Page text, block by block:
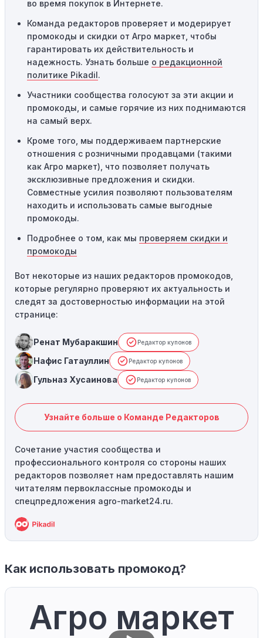
предназначены только для однократного
использования. Если код уже был использован кем-то
другим, он не будет действовать повторно.
Технические сбои:
привести к неработоспособности кодов промокодов. В
таких случаях следует обратиться за помощью в
службу поддержки.
во время покупок в Интернете.
Команда редакторов проверяет и модерирует
промокоды и скидки от Агро маркет, чтобы
гарантировать их действительность и
надежность. Узнать больше о редакционной
политике Pikadil.
Участники сообщества голосуют за эти акции и
промокоды, и самые горячие из них поднимаются
на самый верх.
Кроме того, мы поддерживаем партнерские
отношения с розничными продавцами (такими
как Агро маркет), что позволяет получать
эксклюзивные предложения и скидки.
Совместные усилия позволяют пользователям
находить и использовать самые выгодные
промокоды.
Подробнее о том, как мы проверяем скидки и
промокоды
Вот некоторые из наших редакторов промокодов,
которые регулярно проверяют их актуальность и
следят за достоверностью информации на этой
странице:
Ренат Мубаракшин Редактор купонов
Нафис Гатауллин Редактор купонов
Гульназ Хусаинова Редактор купонов
Узнайте больше о Команде Редакторов
Сочетание участия сообщества и
профессионального контроля со стороны наших
редакторов позволяет нам предоставлять нашим
читателям первоклассные промокоды и
спецпредложения agro-market24.ru.
Как использовать промокод?
Агро маркет